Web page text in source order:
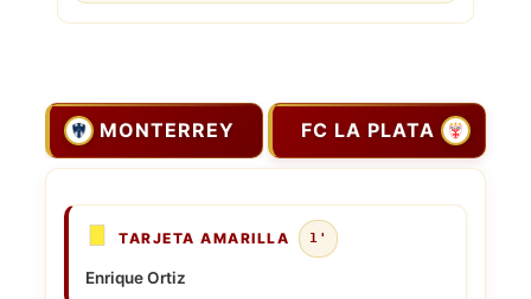
MONTERREY FC LA PLATA
TARJETA AMARILLA 1'
Enrique Ortiz